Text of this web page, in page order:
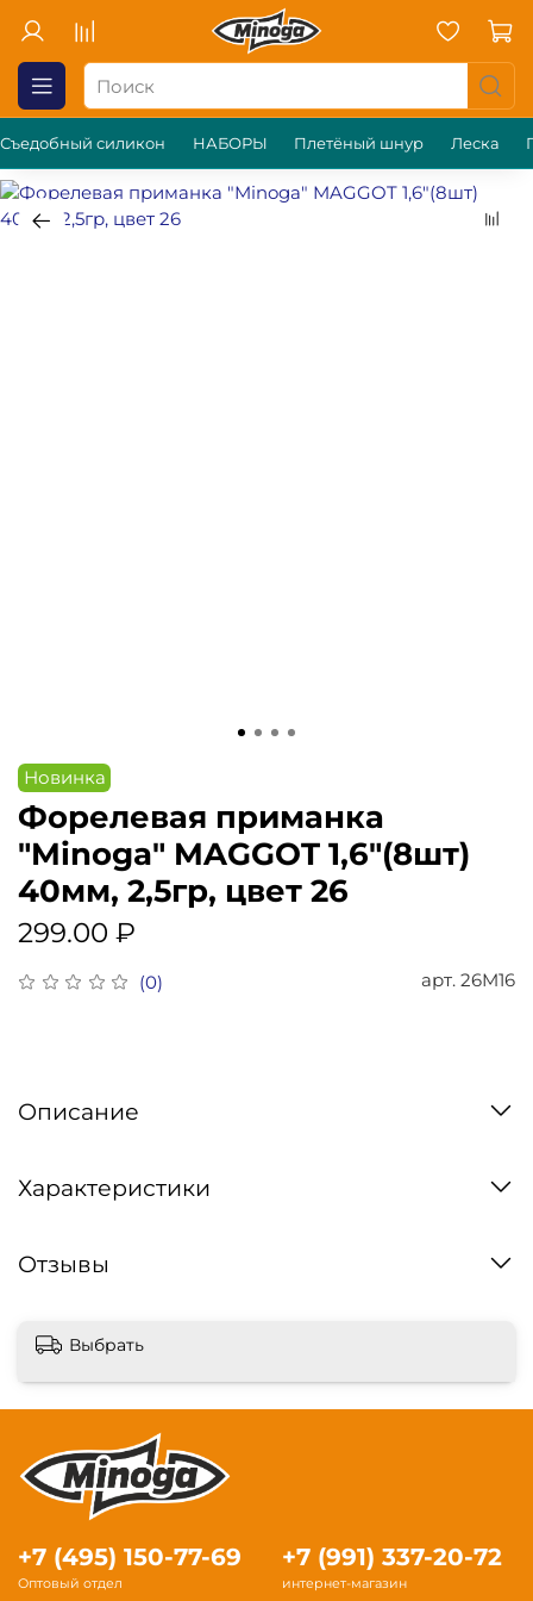
Съедобный силикон НАБОРЫ Плетёный шнур Леска
Новинка
(0) арт. 26M16
Форелевая приманка
"Minoga" MAGGOT 1,6"(8шт)
40мм, 2,5гр, цвет 26
299.00 ₽
Описание
Характеристики
Отзывы
Выбрать
+7 (495) 150-77-69
Оптовый отдел
+7 (991) 337-20-72
интернет-магазин